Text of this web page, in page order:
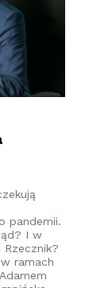
pandemii.
I w
ramach